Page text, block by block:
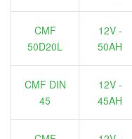
CMF
50D20L
12V -
50AH
CMF DIN
45
12V -
45AH